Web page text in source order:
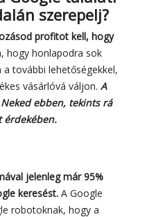
szerepelj?
profitot kell, hogy
hogy honlapodra sok
további lehetőségekkel,
vásárlóvá váljon. A
ebben, tekints rá
érdekében.
jelenleg már 95%
keresést. A Google
robotoknak, hogy a